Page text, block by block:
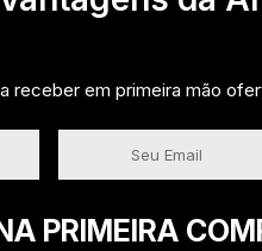
receber em primeira mão
PRIMEIRA